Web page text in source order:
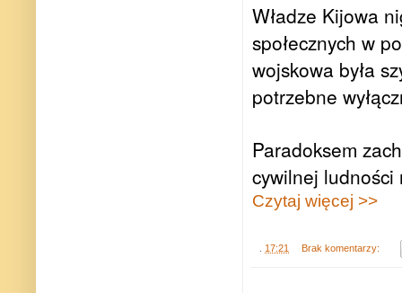
Władze Kijowa
społecznych w
wojskowa była
potrzebne
Paradoksem
cywilnej
Czytaj więcej >>
17:21 Brak komentarzy: